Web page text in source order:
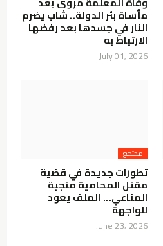
مأساة بئر الدولة.. شاب يضرم
النار في جسدها بعد رفضها
الارتباط به
July 01, 2026
مجتمع
تطورات جديدة في قضية
مقتل المحامية منجية
المناعي… الملف يعود
للواجهة
June 23, 2026